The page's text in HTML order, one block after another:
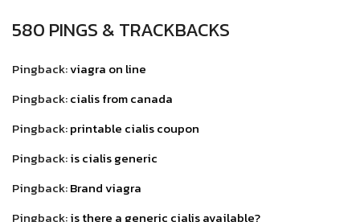
580 PINGS & TRACKBACKS
Pingback:viagra on line
Pingback:cialis from canada
Pingback:printable cialis coupon
Pingback:is cialis generic
Pingback:Brand viagra
Pingback:is there a generic cialis available?